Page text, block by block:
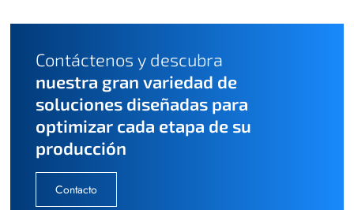
Contáctenos y descubra
nuestra gran variedad de
soluciones diseñadas para
optimizar cada etapa de su
producción
Contacto